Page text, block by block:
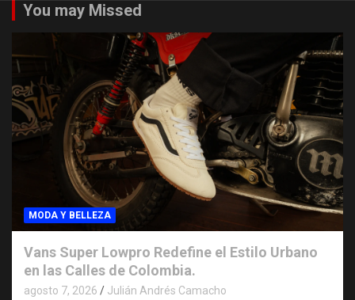
You may Missed
MODA Y BELLEZA
Vans Super Lowpro Redefine el Estilo Urbano
en las Calles de Colombia.
agosto 7, 2026 Julián Andrés Camacho